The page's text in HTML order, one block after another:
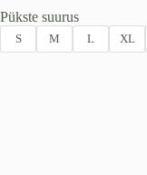
Pükste suurus
S M L XL